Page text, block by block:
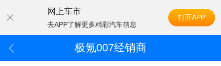
网上车市
去APP了解更多精彩汽车信息
打开APP
极氪007经销商